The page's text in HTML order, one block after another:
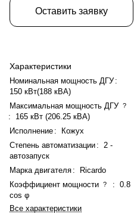
Оставить заявку
Характеристики
Номинальная мощность ДГУ :
150 кВт(188 кВА)
Максимальная мощность ДГУ ?
:
165 кВт (206.25 кВА)
Исполнение :
Кожух
Степень автоматизации :
2 -
автозапуск
Марка двигателя :
Ricardo
Коэффициент мощности ? : 0.8
cos φ
Все характеристики